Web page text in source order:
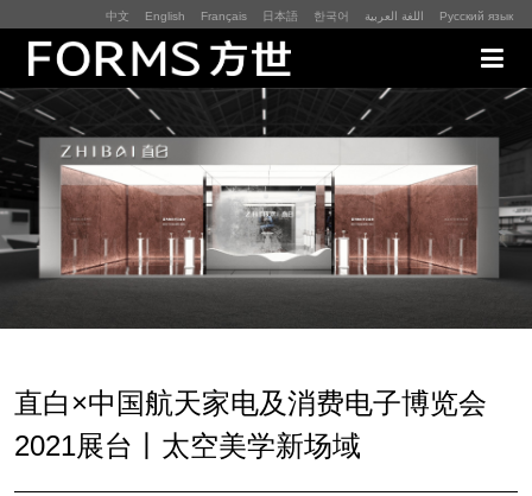
中文 English Français 日本語 한국어 اللغة العربية Русский язык
展厅展馆·EXHIBITION
零售终端与展示道具·SI&POSM
全球展会·EXPO
数字媒体与展项装置·CG&DVICE
联系
直白×中国航天家电及消费电子博览会
2021展台丨太空美学新场域